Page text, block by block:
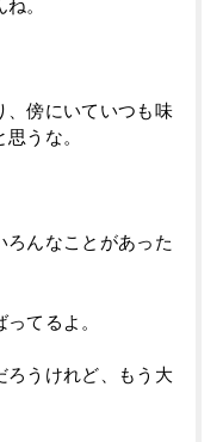
。
、傍にいていつも味
うな。
んなことがあった
てるよ。
ろうけれど、もう大